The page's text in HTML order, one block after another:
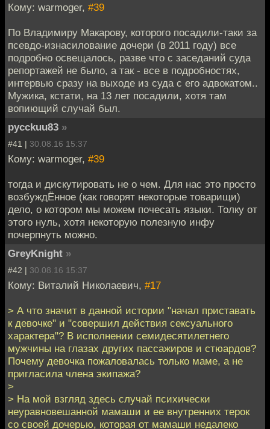
Кому: warmoger, #39
По Владимиру Макарову, которого посадили-таки за
псевдо-изнасилование дочери (в 2011 году) все
подробно освещалось, разве что с заседаний суда
репортажей не было, а так - все в подробностях,
интервью сразу на выходе из суда с его адвокатом..
Мужика, кстати, на 13 лет посадили, хотя там
вопиющий случай был.
pycckuu83 »
#41 | 30.08.16 15:37
Кому: warmoger, #39
тогда и дискутировать не о чем. Для нас это просто
возбуждЁнное (как говорят некоторые товарищи)
дело, о котором мы можем почесать языки. Толку от
этого нуль, хотя некоторую полезную инфу
почерпнуть можно.
GreyKnight »
#42 | 30.08.16 15:37
Кому: Виталий Николаевич, #17
> А что значит в данной истории "начал приставать
к девочке" и "совершил действия сексуального
характера"? В исполнении семидесятилетнего
мужчины на глазах других пассажиров и стюардов?
Почему девочка пожаловалась только маме, а не
пригласила члена экипажа?
>
> На мой взгляд здесь случай психически
неуравновешанной мамаши и ее внутренних терок
со своей дочерью, которая от мамаши недалеко